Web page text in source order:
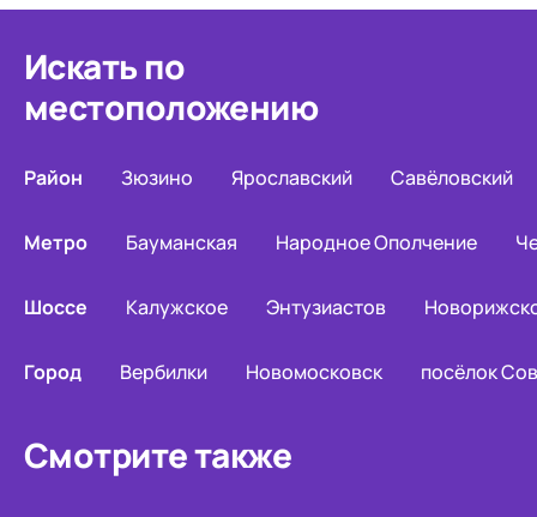
Искать по
местоположению
Район Зюзино Ярославский Савёловский
Метро Бауманская Народное Ополчение
Шоссе Калужское Энтузиастов
Город Вербилки Новомосковск посёлок
Смотрите также